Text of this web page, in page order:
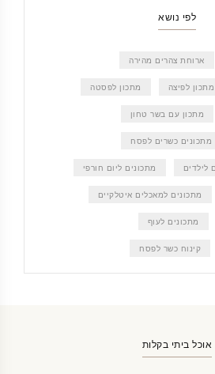
לפי נושא
ארוחת צהרים מהירה
מתכון לפיצה מתכון לפסטה
מתכון עם בשר טחון
מתכונים כשרים לפסח
לילדים מתכונים ליום חורפי
מתכונים למאכלים איטלקיים
מתכונים לעוף
קינוח כשר לפסח
אוכל ביתי בקלות